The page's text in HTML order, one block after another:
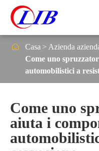
 Casa Azienda
Come uno
automobilistici a
Come uno
aiuta i